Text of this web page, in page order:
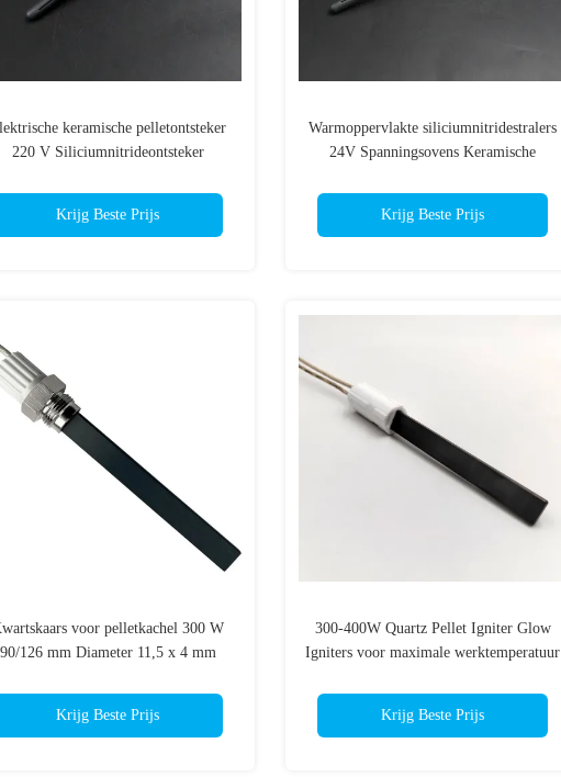
keramische pelletontsteker
220 V Siliciumnitrideontsteker
Krijg Beste Prijs
Warmoppervlakte siliciumnitridestralers
24V Spanningsovens Keramische
Krijg Beste Prijs
voor pelletkachel 300 W
90/126 mm Diameter 11,5 x 4 mm
Krijg Beste Prijs
300-400W Quartz Pellet Igniter Glow
Igniters voor maximale werktemperatuur
Krijg Beste Prijs